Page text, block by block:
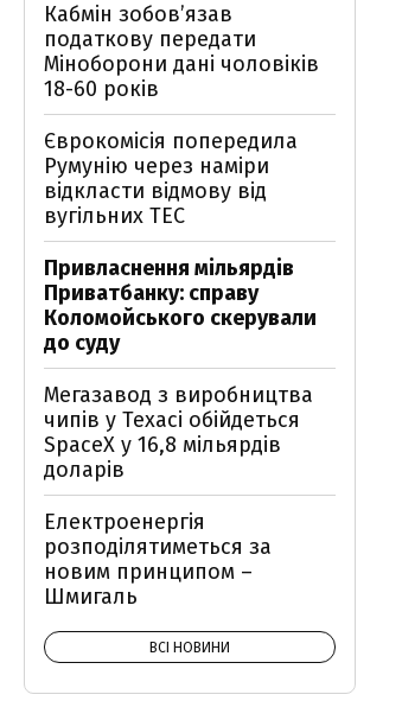
Кабмін зобовʼязав
податкову передати
Міноборони дані чоловіків
18-60 років
Єврокомісія попередила
Румунію через наміри
відкласти відмову від
вугільних ТЕС
Привласнення мільярдів
Приватбанку: справу
Коломойського скерували
до суду
Мегазавод з виробництва
чипів у Техасі обійдеться
SpaceX у 16,8 мільярдів
доларів
Електроенергія
розподілятиметься за
новим принципом –
Шмигаль
ВСІ НОВИНИ